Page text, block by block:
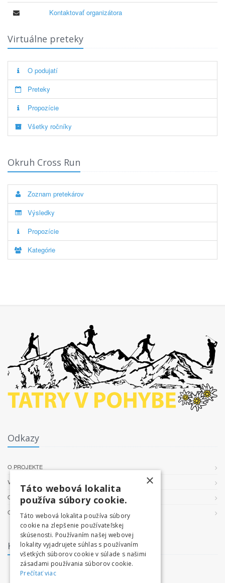
Kontaktovať organizátora
Virtuálne preteky
O podujatí
Preteky
Propozície
Všetky ročníky
Okruh Cross Run
Zoznam pretekárov
Výsledky
Propozície
Kategórie
Odkazy
O PROJEKTE
VŠEOBECNÉ PODMIENKY
OCHRANA OSOBNÝCH ÚDAJOV
COOKIES
Kontakt
facebook.com/tatryvpohybe
×
Táto webová lokalita
používa súbory cookie.
Táto webová lokalita používa súbory
cookie na zlepšenie používateľskej
skúsenosti. Používaním našej webovej
lokality vyjadrujete súhlas s používaním
všetkých súborov cookie v súlade s našimi
zásadami používania súborov cookie.
Prečítať viac